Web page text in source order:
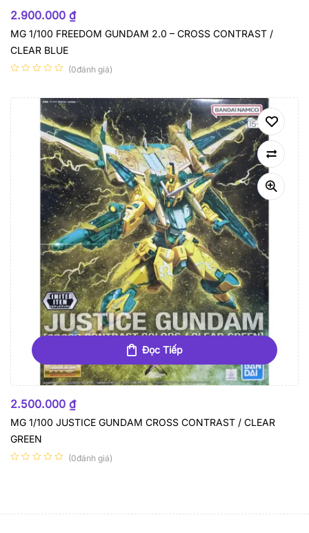
2.900.000 ₫
MG 1/100 FREEDOM GUNDAM 2.0 – CROSS CONTRAST /
CLEAR BLUE
(0đánh giá)
Đọc Tiếp
2.500.000 ₫
MG 1/100 JUSTICE GUNDAM CROSS CONTRAST / CLEAR
GREEN
(0đánh giá)